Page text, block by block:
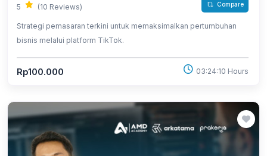
5 (10 Reviews) Compare
Strategi pemasaran terkini untuk memaksimalkan pertumbuhan
bisnis melalui platform TikTok.
Rp100.000 03:24:10 Hours